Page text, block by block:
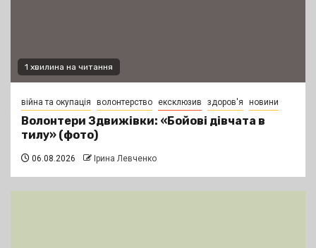
1 хвилина на читання
війна та окупація волонтерство ексклюзив здоров'я новини
Волонтери Здвижівки: «Бойові дівчата в
тилу» (фото)
06.08.2026 Ірина Левченко